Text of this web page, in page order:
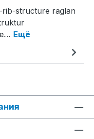
rib-structure raglan
Ещё